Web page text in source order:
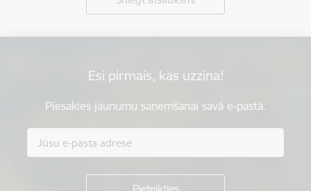
Esi pirmais, kas uzzina!
Piesakies jaunumu saņemšanai savā e-pastā.